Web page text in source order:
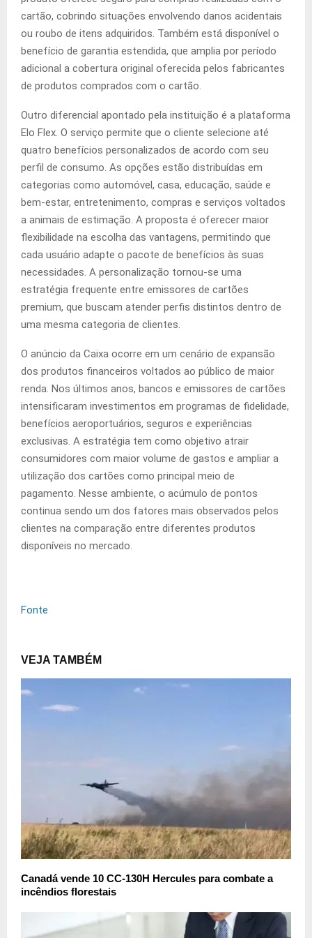
cartão, cobrindo situações envolvendo danos acidentais
ou roubo de itens adquiridos. Também está disponível o
benefício de garantia estendida, que amplia por período
adicional a cobertura original oferecida pelos fabricantes
de produtos comprados com o cartão.
Outro diferencial apontado pela instituição é a plataforma
Elo Flex. O serviço permite que o cliente selecione até
quatro benefícios personalizados de acordo com seu
perfil de consumo. As opções estão distribuídas em
categorias como automóvel, casa, educação, saúde e
bem-estar, entretenimento, compras e serviços voltados
a animais de estimação. A proposta é oferecer maior
flexibilidade na escolha das vantagens, permitindo que
cada usuário adapte o pacote de benefícios às suas
necessidades. A personalização tornou-se uma
estratégia frequente entre emissores de cartões
premium, que buscam atender perfis distintos dentro de
uma mesma categoria de clientes.
O anúncio da Caixa ocorre em um cenário de expansão
dos produtos financeiros voltados ao público de maior
renda. Nos últimos anos, bancos e emissores de cartões
intensificaram investimentos em programas de fidelidade,
benefícios aeroportuários, seguros e experiências
exclusivas. A estratégia tem como objetivo atrair
consumidores com maior volume de gastos e ampliar a
utilização dos cartões como principal meio de
pagamento. Nesse ambiente, o acúmulo de pontos
continua sendo um dos fatores mais observados pelos
clientes na comparação entre diferentes produtos
disponíveis no mercado.
Fonte
VEJA TAMBÉM
Canadá vende 10 CC-130H Hercules para combate a
incêndios florestais